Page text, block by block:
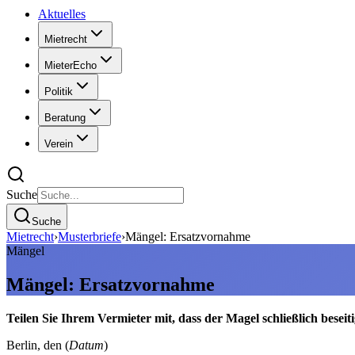
Aktuelles
Mietrecht
MieterEcho
Politik
Beratung
Verein
Suche
Suche
Mietrecht›Musterbriefe›Mängel: Ersatzvornahme
Mängel
Mängel: Ersatzvornahme
Teilen Sie Ihrem Vermieter mit, dass der Magel schließlich
Berlin, den (Datum)